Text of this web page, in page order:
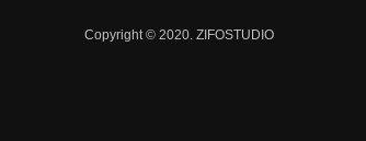
Copyright © 2020. ZIFOSTUDIO